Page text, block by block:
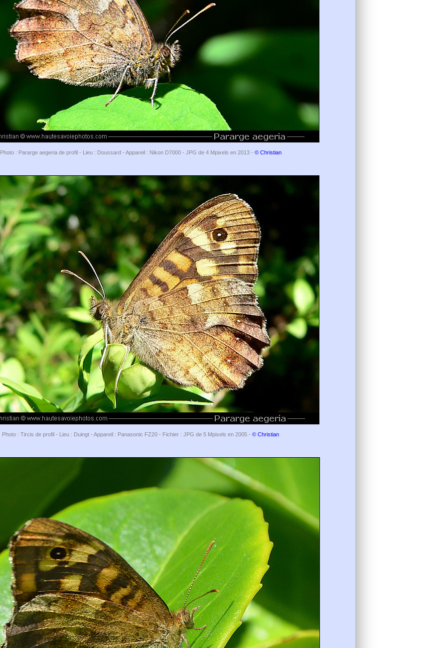
Photo : Pararge aegeria de profil - Lieu : Doussard - Appareil : Nikon D7000 - JPG de 4 Mpixels en 2013 - © Christian
Photo : Tircis de profil - Lieu : Duingt - Appareil : Panasonic FZ20 - Fichier : JPG de 5 Mpixels en 2005 - © Christian